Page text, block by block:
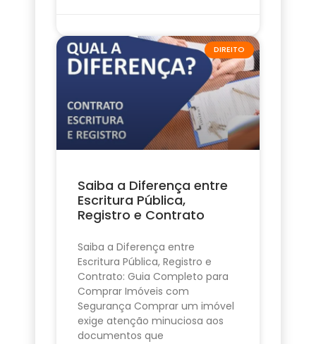
DIREITO
Saiba a Diferença entre
Escritura Pública,
Registro e Contrato
Saiba a Diferença entre
Escritura Pública, Registro e
Contrato: Guia Completo para
Comprar Imóveis com
Segurança Comprar um imóvel
exige atenção minuciosa aos
documentos que